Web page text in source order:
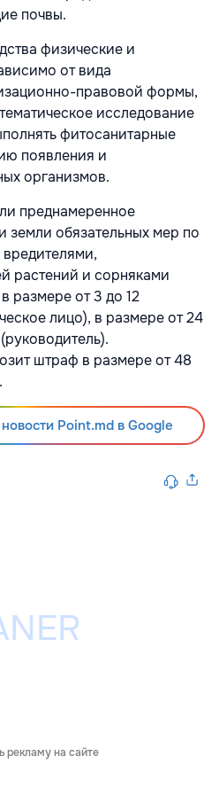
почвы.
физические и
от вида
правовой формы,
исследование
фитосанитарные
появления и
организмов.
преднамеренное
земли обязательных мер по
растений и сорняками
размере от 3 до 12
лицо), в размере от 24
штраф в размере от 48
Point.md в Google
рекламу на сайте